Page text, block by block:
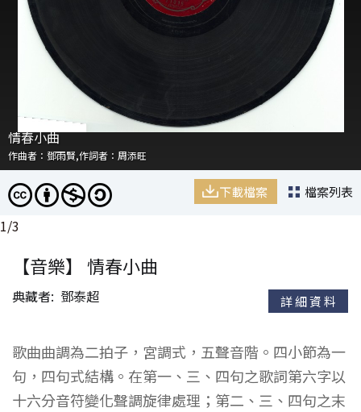
情春小曲
作曲者：鄧雨賢,作詞者：周添旺
下載檔案 檔案列表
情春小曲
作曲者：鄧雨賢,作詞者：周添旺
下載檔案 檔案列表
下載檔案 檔案列表
1/3
【音樂】 情春小曲
典藏者 鄧泰超 詳細資料
歌曲曲調為二拍子，宮調式，五聲音階。四小節為一
句，四句式結構。在第一、三、四句之歌詞第六字以
十六分音符變化聲調旋律處理；第二、三、四句之末